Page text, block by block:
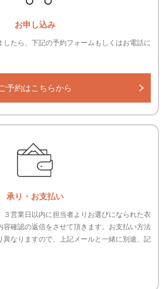
お申し込み
したら、下記の予約フォームもしくはお電話に
予約はこちらから
承り・お支払い
３営業日以内に担当者よりお選びになられた衣
容確認の返信をさせて頂きます。お支払い方法
異なりますので、上記メールと一緒に別途、記